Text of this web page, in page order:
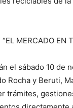
MERCADO EN
el sábado 10 de
Rocha y Beruti,
trámites,